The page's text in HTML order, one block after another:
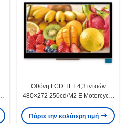
Οθόνη LCD TFT 4,3 ιντσών
480×272 250cd/M2 E Motorcycle
Πάρτε την καλύτερη τιμή